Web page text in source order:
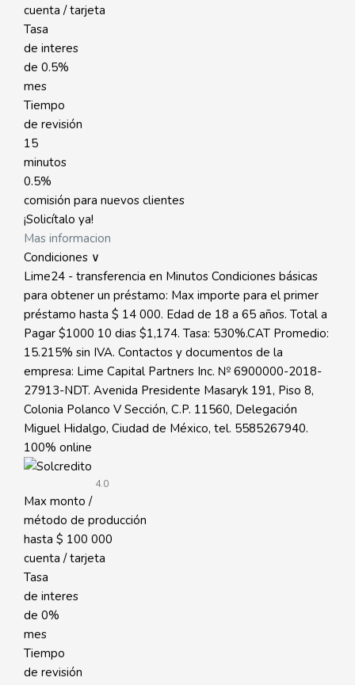
cuenta / tarjeta
Tasa
de interes
de 0.5%
mes
Tiempo
de revisión
15
minutos
0.5%
comisión para nuevos clientes
¡Solicítalo ya!
Mas informacion
Condiciones ∨
Lime24 - transferencia en Minutos Condiciones básicas
para obtener un préstamo: Max importe para el primer
préstamo hasta $ 14 000. Edad de 18 a 65 años. Total a
Pagar $1000 10 dias $1,174. Tasa: 530%.CAT Promedio:
15.215% sin IVA. Contactos y documentos de la
empresa: Lime Capital Partners Inc. № 6900000-2018-
27913-NDT. Avenida Presidente Masaryk 191, Piso 8,
Colonia Polanco V Sección, C.P. 11560, Delegación
Miguel Hidalgo, Ciudad de México, tel. 5585267940.
100% online
4.0
Max monto /
método de producción
hasta $ 100 000
cuenta / tarjeta
Tasa
de interes
de 0%
mes
Tiempo
de revisión